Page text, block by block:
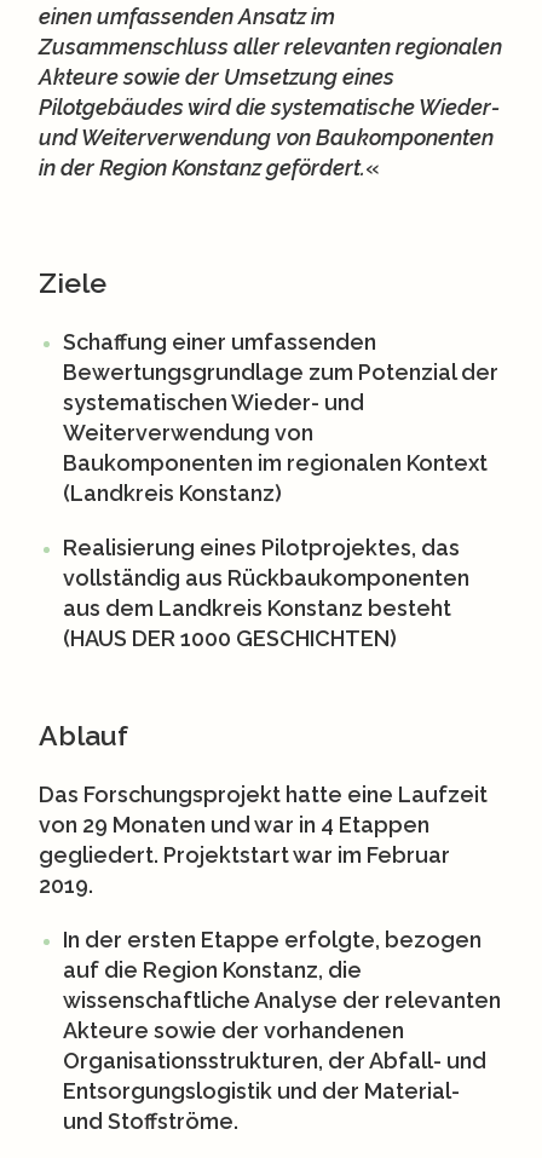
einen umfassenden Ansatz im
Zusammenschluss aller relevanten regionalen
Akteure sowie der Umsetzung eines
Pilotgebäudes wird die systematische Wieder-
und Weiterverwendung von Baukomponenten
in der Region Konstanz gefördert.«
Ziele
Schaffung einer umfassenden
Bewertungsgrundlage zum Potenzial der
systematischen Wieder- und
Weiterverwendung von
Baukomponenten im regionalen Kontext
(Landkreis Konstanz)
Realisierung eines Pilotprojektes, das
vollständig aus Rückbaukomponenten
aus dem Landkreis Konstanz besteht
(HAUS DER 1000 GESCHICHTEN)
Ablauf
Das Forschungsprojekt hatte eine Laufzeit
von 29 Monaten und war in 4 Etappen
gegliedert. Projektstart war im Februar
2019.
In der ersten Etappe erfolgte, bezogen
auf die Region Konstanz, die
wissenschaftliche Analyse der relevanten
Akteure sowie der vorhandenen
Organisationsstrukturen, der Abfall- und
Entsorgungslogistik und der Material-
und Stoffströme.